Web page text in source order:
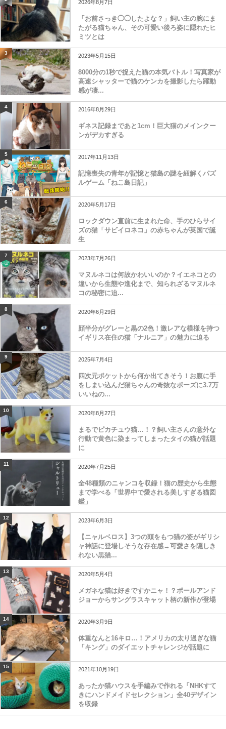
2026年8月7日
「お前さっき◯◯したよな？」飼い主の腕にま
たがる猫ちゃん、その可愛い後ろ姿に隠れたヒ
ミツとは
3 2023年5月15日
8000分の1秒で捉えた猫の本気バトル！写真家が
高速シャッターで猫のケンカを撮影したら躍動
感が凄...
4 2016年8月29日
ギネス記録まであと1cm！巨大猫のメインクー
ンがデカすぎる
5 2017年11月13日
記憶喪失の青年が記憶と猫島の謎を紐解くパズ
ルゲーム「ねこ島日記」
6 2020年5月17日
ロックダウン直前に生まれた命、手のひらサイ
ズの猫「サビイロネコ」の赤ちゃんが英国で誕
生
7 2023年7月26日
マヌルネコは何故かわいいのか？イエネコとの
違いから生態や進化まで、知られざるマヌルネ
コの秘密に迫...
8 2020年6月29日
顔半分がグレーと黒の2色！激レアな模様を持つ
イギリス在住の猫「ナルニア」の魅力に迫る
9 2025年7月4日
四次元ポケットから何か出てきそう！お腹に手
をしまい込んだ猫ちゃんの奇抜なポーズに3.7万
いいねの...
10 2020年8月27日
まるでピカチュウ猫…！？飼い主さんの意外な
行動で黄色に染まってしまったタイの猫が話題
に
11 2020年7月25日
全48種類のニャンコを収録！猫の歴史から生態
まで学べる「世界中で愛される美しすぎる猫図
鑑」
12 2023年6月3日
【ニャルベロス】3つの頭をもつ猫の姿がギリシ
ャ神話に登場しそうな存在感→可愛さを隠しき
れない黒猫...
13 2020年5月4日
メガネな猫は好きですかニャ！？ポールアンド
ジョーからサングラスキャット柄の新作が登場
14 2020年3月9日
体重なんと16キロ…！アメリカの太り過ぎな猫
「キング」のダイエットチャレンジが話題に
15 2021年10月19日
あったか猫ハウスを手編みで作れる「NHKすて
きにハンドメイドセレクション」全40デザイン
を収録